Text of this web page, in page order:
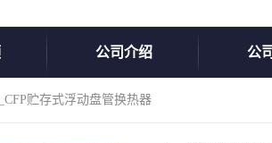
公司介绍 公
贮存式浮动盘管换热器